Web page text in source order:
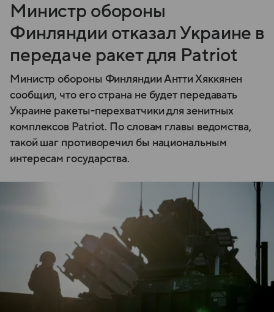
Министр обороны
Финляндии отказал Украине в
передаче ракет для Patriot
Министр обороны Финляндии Антти Хяккянен
сообщил, что его страна не будет передавать
Украине ракеты-перехватчики для зенитных
комплексов Patriot. По словам главы ведомства,
такой шаг противоречил бы национальным
интересам государства.